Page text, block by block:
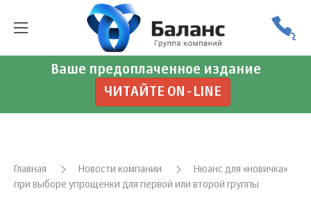
Ваше предоплаченное издание
ЧИТАЙТЕ ON-LINE
Главная Новости компании
Нюанс для «новичка»
при выборе упрощенки для первой или второй группы